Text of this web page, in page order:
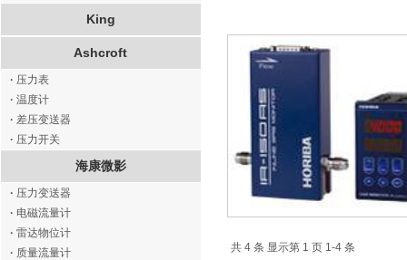
King
Ashcroft
· 压力表
· 温度计
· 差压变送器
· 压力开关
海康微影
· 压力变送器
· 电磁流量计
· 雷达物位计
· 质量流量计
共 4 条 显示第 1 页 1-4 条